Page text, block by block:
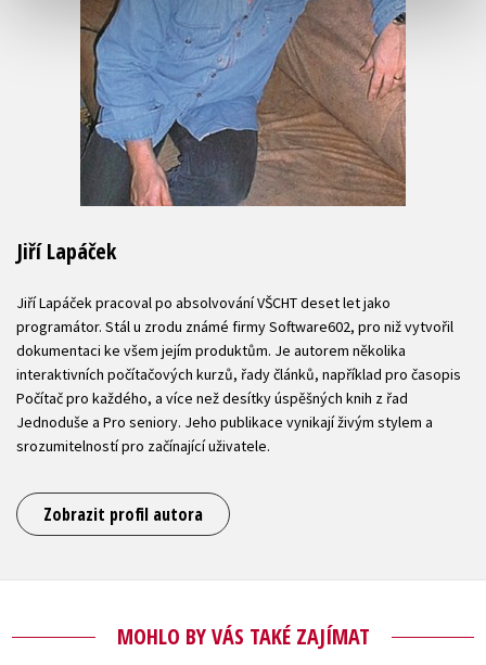
Jiří Lapáček
Jiří Lapáček pracoval po absolvování VŠCHT deset let jako
programátor. Stál u zrodu známé firmy Software602, pro niž vytvořil
dokumentaci ke všem jejím produktům. Je autorem několika
interaktivních počítačových kurzů, řady článků, například pro časopis
Počítač pro každého, a více než desítky úspěšných knih z řad
Jednoduše a Pro seniory. Jeho publikace vynikají živým stylem a
srozumitelností pro začínající uživatele.
Zobrazit profil autora
MOHLO BY VÁS TAKÉ ZAJÍMAT